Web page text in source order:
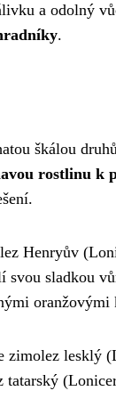
a odolný
.
škálou
rostlinu k
Henryův
sladkou
oranžovými
lesklý